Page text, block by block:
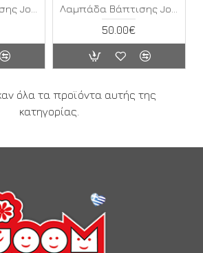
50.00€
όλα τα προϊόντα αυτής της
κατηγορίας.